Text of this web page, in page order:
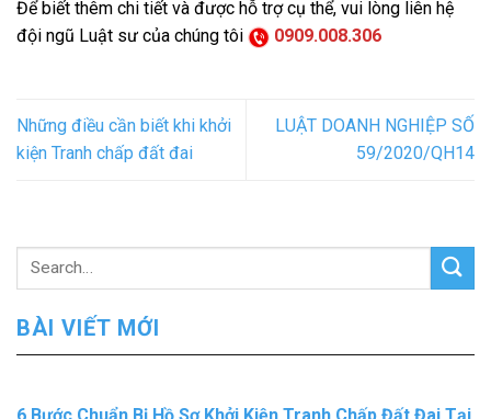
Để biết thêm chi tiết và được hỗ trợ cụ thể, vui lòng liên hệ
đội ngũ Luật sư của chúng tôi
0909.008.306
Những điều cần biết khi khởi
kiện Tranh chấp đất đai
LUẬT DOANH NGHIỆP SỐ
59/2020/QH14
BÀI VIẾT MỚI